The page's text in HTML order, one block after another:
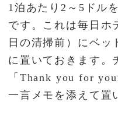
1泊あたり2～5ドル
です。これは毎日ホ
日の清掃前）にベッ
に置いておきます。
「Thank you for
一言メモを添えて置